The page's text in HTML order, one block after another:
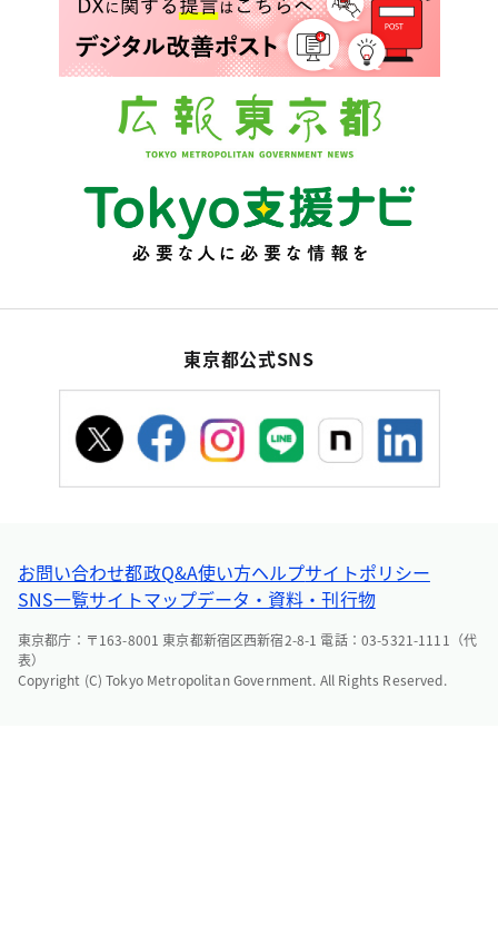
東京都公式SNS
お問い合わせ都政Q&A使い方ヘルプサイトポリシー
SNS一覧サイトマップデータ・資料・刊行物
東京都庁：〒163-8001 東京都新宿区西新宿2-8-1 電話：03-5321-1111（代
表）
Copyright (C) Tokyo Metropolitan Government. All Rights Reserved.